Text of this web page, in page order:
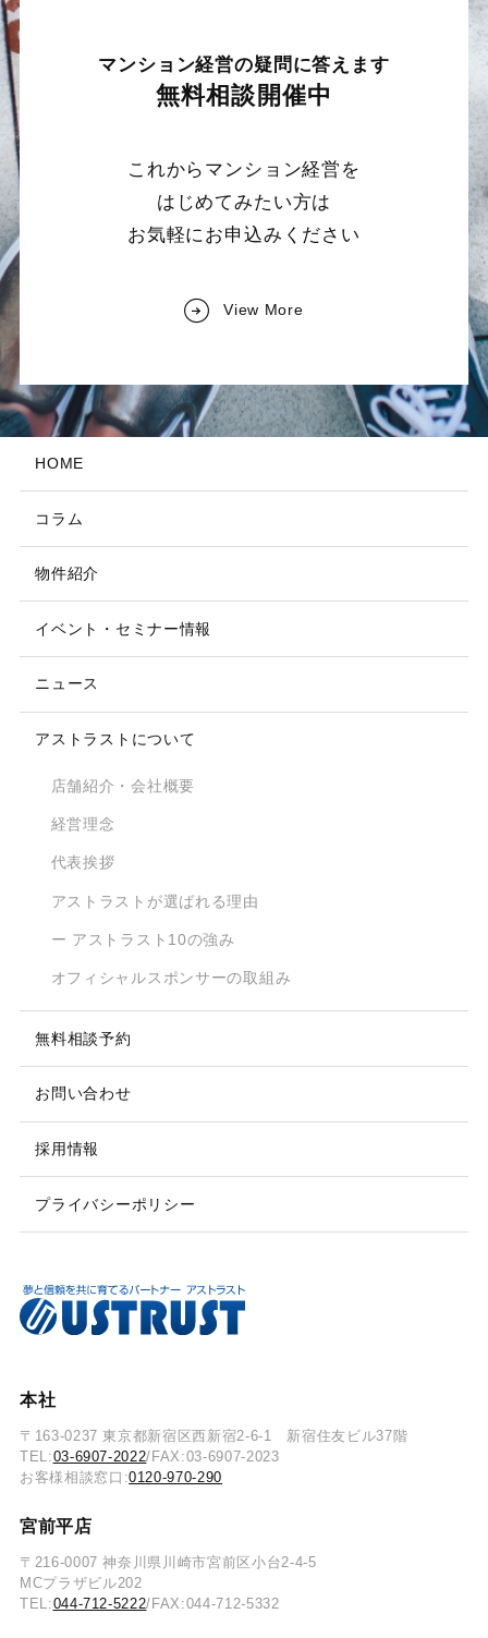
マンション経営の疑問に答えます
無料相談開催中
これからマンション経営を
はじめてみたい方は
お気軽にお申込みください
View More
HOME
コラム
物件紹介
イベント・セミナー情報
ニュース
アストラストについて
店舗紹介・会社概要
経営理念
代表挨拶
アストラストが選ばれる理由
ー アストラスト10の強み
オフィシャルスポンサーの取組み
無料相談予約
お問い合わせ
採用情報
プライバシーポリシー
本社
〒163-0237 東京都新宿区西新宿2-6-1 新宿住友ビル37階
TEL:03-6907-2022/FAX:03-6907-2023
お客様相談窓口:0120-970-290
宮前平店
〒216-0007 神奈川県川崎市宮前区小台2-4-5
MCプラザビル202
TEL:044-712-5222/FAX:044-712-5332